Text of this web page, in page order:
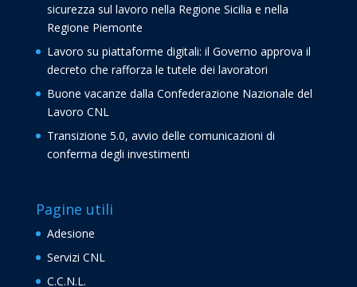
sicurezza sul lavoro nella Regione Sicilia e nella
Regione Piemonte
Lavoro su piattaforme digitali: il Governo approva il
decreto che rafforza le tutele dei lavoratori
Buone vacanze dalla Confederazione Nazionale del
Lavoro CNL
Transizione 5.0, avvio delle comunicazioni di
conferma degli investimenti
Pagine utili
Adesione
Servizi CNL
C.C.N.L.